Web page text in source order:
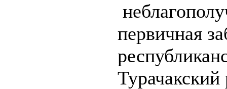
первичная
Турачакский